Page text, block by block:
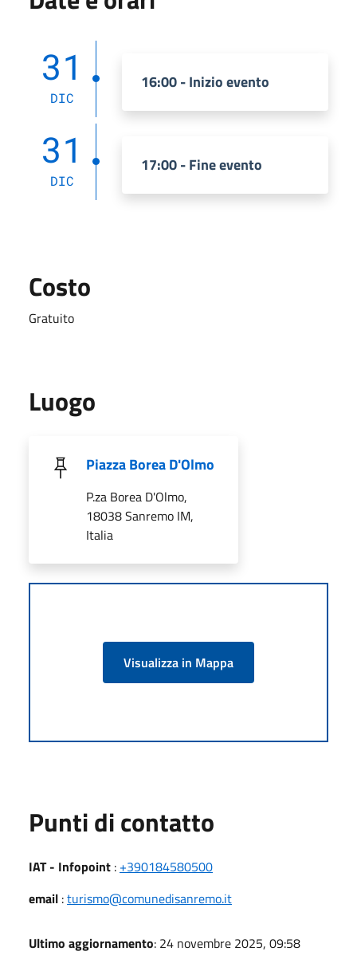
31
DIC
16:00 - Inizio evento
31
DIC
17:00 - Fine evento
Costo
Gratuito
Luogo
Piazza Borea D'Olmo
P.za Borea D'Olmo,
18038 Sanremo IM,
Italia
Visualizza in Mappa
Punti di contatto
IAT - Infopoint : +390184580500
email :turismo@comunedisanremo.it
Ultimo aggiornamento: 24 novembre 2025, 09:58